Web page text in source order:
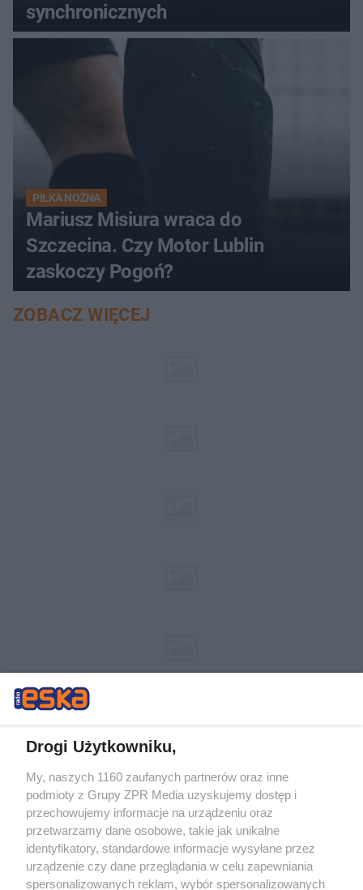
synchronicznych
PIŁKA NOŻNA
Mariusz Misiura wraca do
Szczecina. Czy Motor Lublin
zaskoczy Pogoń?
ZOBACZ WIĘCEJ
Żaden utwór zamieszczony w serwisie nie może być powielany i
rozpowszechniany lub dalej rozpowszechniany w jakikolwiek sposób (w
tym także elektroniczny lub mechaniczny) na jakimkolwiek polu
eksploatacji w jakiejkolwiek formie, włącznie z umieszczaniem w
Internecie bez pisemnej zgody właściciela praw. Jakiekolwiek użycie lub
wykorzystanie utworów w całości lub w części z naruszeniem prawa,
tzn. bez właściwej zgody, jest zabronione pod groźbą kary i może być
ścigane prawnie.
Drogi Użytkowniku,
My, naszych 1160 zaufanych partnerów oraz inne
podmioty z Grupy ZPR Media uzyskujemy dostęp i
przechowujemy informacje na urządzeniu oraz
przetwarzamy dane osobowe, takie jak unikalne
identyfikatory, standardowe informacje wysyłane przez
urządzenie czy dane przeglądania w celu zapewniania
spersonalizowanych reklam, wybór spersonalizowanych